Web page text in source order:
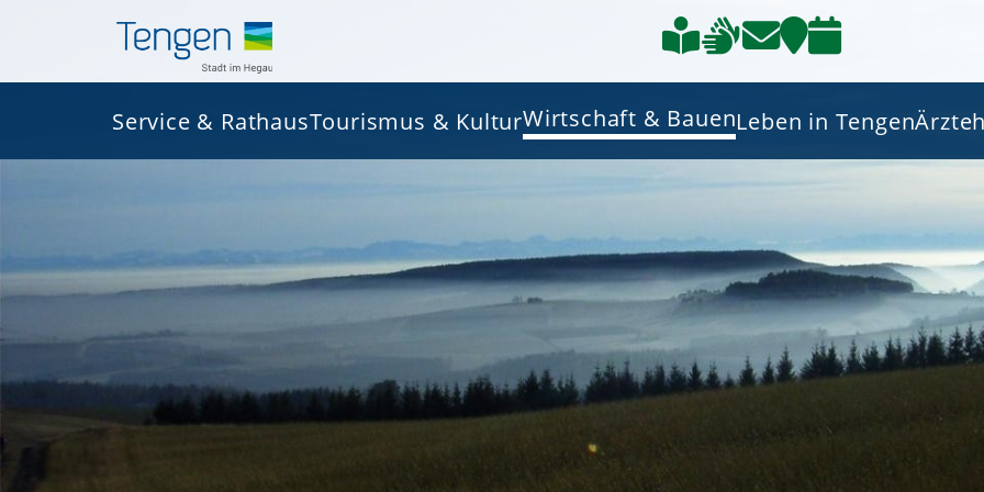
Service & RathausTourismus & KulturWirtschaft & BauenLeben in Tengen